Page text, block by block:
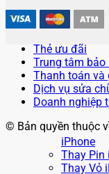
Thẻ ưu đãi
Trung tâm bảo
Thanh toán và
Dịch vụ sửa
Doanh nghiệp
© Bản quyền thuộc
iPhone
Thay Pin
Thay Vỏ